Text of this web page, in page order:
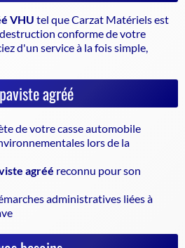
VHU tel que Carzat Matériels est
destruction conforme de votre
d'un service à la fois simple,
agréé
de votre casse automobile
lors de la
agréé reconnu pour son
administratives liées à